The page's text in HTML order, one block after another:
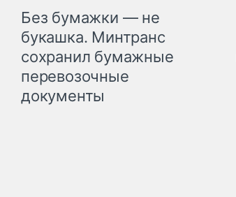
Без бумажки — не
букашка. Минтранс
сохранил бумажные
перевозочные
документы